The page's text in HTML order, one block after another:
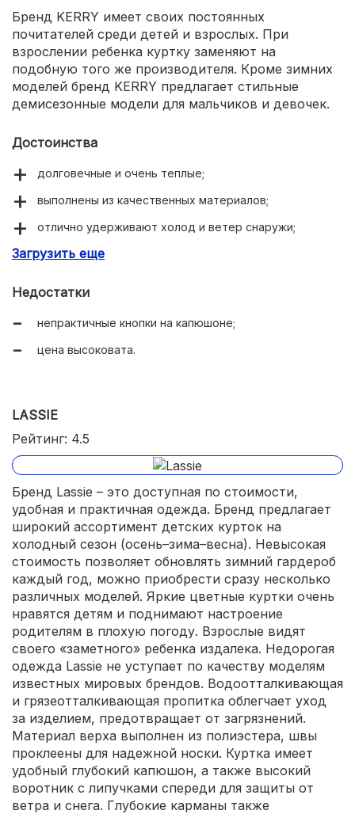
Бренд KERRY имеет своих постоянных
почитателей среди детей и взрослых. При
взрослении ребенка куртку заменяют на
подобную того же производителя. Кроме зимних
моделей бренд KERRY предлагает стильные
демисезонные модели для мальчиков и девочек.
Достоинства
долговечные и очень теплые;
выполнены из качественных материалов;
отлично удерживают холод и ветер снаружи;
комфортные при носке;
Загрузить еще
Недостатки
непрактичные кнопки на капюшоне;
цена высоковата.
LASSIE
Рейтинг: 4.5
Бренд Lassie – это доступная по стоимости,
удобная и практичная одежда. Бренд предлагает
широкий ассортимент детских курток на
холодный сезон (осень–зима–весна). Невысокая
стоимость позволяет обновлять зимний гардероб
каждый год, можно приобрести сразу несколько
различных моделей. Яркие цветные куртки очень
нравятся детям и поднимают настроение
родителям в плохую погоду. Взрослые видят
своего «заметного» ребенка издалека. Недорогая
одежда Lassie не уступает по качеству моделям
известных мировых брендов. Водоотталкивающая
и грязеотталкивающая пропитка облегчает уход
за изделием, предотвращает от загрязнений.
Материал верха выполнен из полиэстера, швы
проклеены для надежной носки. Куртка имеет
удобный глубокий капюшон, а также высокий
воротник с липучками спереди для защиты от
ветра и снега. Глубокие карманы также